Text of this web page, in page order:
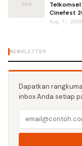
Cinefest
Aug 7, 2026
NEWSLETTER
Dapatkan
inbox Anda setiap